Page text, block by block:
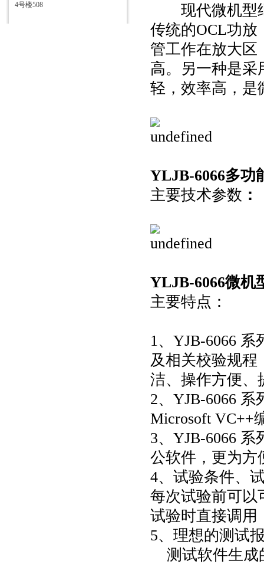
4号楼508
现代微机型继
传统的OCL功放
管工作在放大区
高。另一种是采
轻，效率高，是
YLJB-6066多功
主要技术参数 ：
YLJB-6066微机
主要特点：
1、YJB-6066
及相关校验规程
洁、操作方便、
2、YJB-6066
Microsoft VC++
3、YJB-6066
公软件，更为方
4、试验条件、
每次试验前可以
试验时直接调用
5、理想的测试
测试软件生成